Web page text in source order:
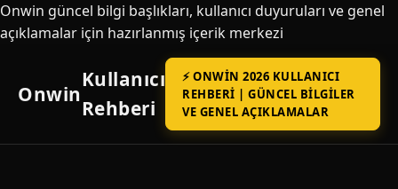
Onwin güncel bilgi başlıkları, kullanıcı duyuruları ve genel
açıklamalar için hazırlanmış içerik merkezi
Onwin
Kullanıcı
Rehberi
⚡ ONWIN 2026 KULLANICI
REHBERI | GÜNCEL BILGILER
VE GENEL AÇIKLAMALAR